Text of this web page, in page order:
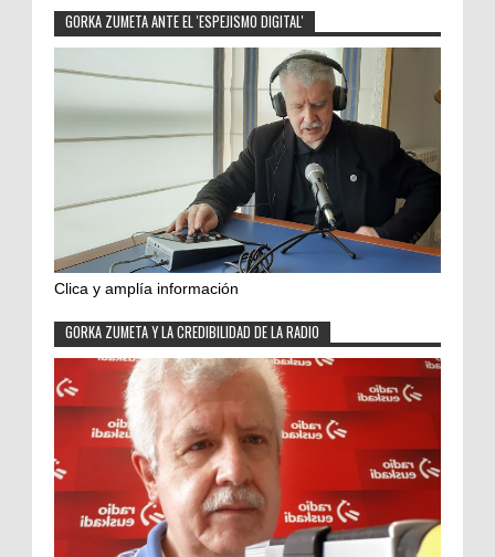
GORKA ZUMETA ANTE EL 'ESPEJISMO DIGITAL'
Clica y amplía información
GORKA ZUMETA Y LA CREDIBILIDAD DE LA RADIO